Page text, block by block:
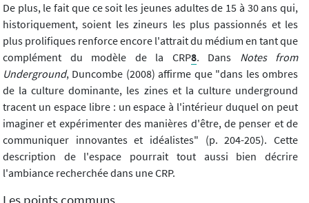
De plus, le fait que ce soit les jeunes adultes de 15 à 30 ans qui,
historiquement, soient les zineurs les plus passionnés et les
plus prolifiques renforce encore l'attrait du médium en tant que
complément du modèle de la CRP8. Dans Notes from
Underground, Duncombe (2008) affirme que "dans les ombres
de la culture dominante, les zines et la culture underground
tracent un espace libre : un espace à l'intérieur duquel on peut
imaginer et expérimenter des manières d'être, de penser et de
communiquer innovantes et idéalistes" (p. 204-205). Cette
description de l'espace pourrait tout aussi bien décrire
l'ambiance recherchée dans une CRP.